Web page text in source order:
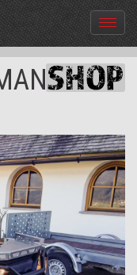
Menü
aus-
und
XP